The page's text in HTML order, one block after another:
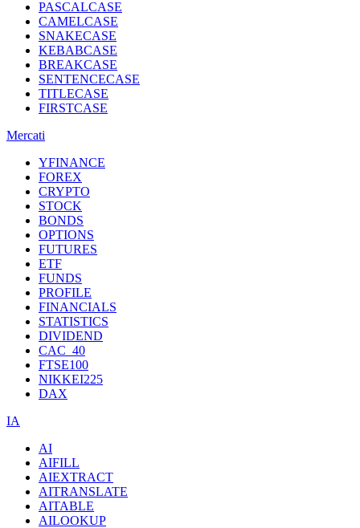
PASCALCASE
CAMELCASE
SNAKECASE
KEBABCASE
BREAKCASE
SENTENCECASE
TITLECASE
FIRSTCASE
Mercati
YFINANCE
FOREX
CRYPTO
STOCK
BONDS
OPTIONS
FUTURES
ETF
FUNDS
PROFILE
FINANCIALS
STATISTICS
DIVIDEND
CAC_40
FTSE100
NIKKEI225
DAX
IA
AI
AIFILL
AIEXTRACT
AITRANSLATE
AITABLE
AILOOKUP